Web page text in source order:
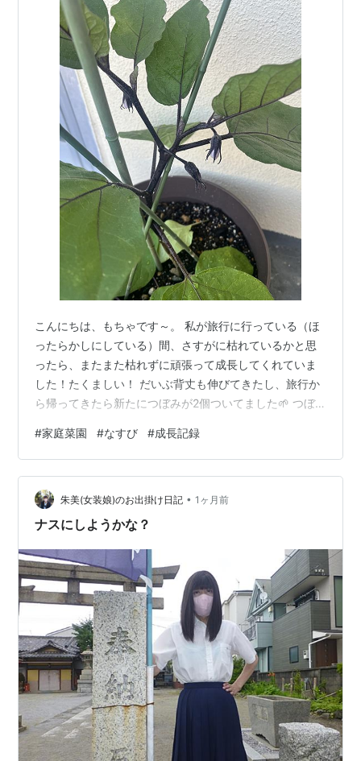
こんにちは、もちゃです～。 私が旅行に行っている（ほ
ったらかしにしている）間、さすがに枯れているかと思
ったら、またまた枯れずに頑張って成長してくれていま
した！たくましい！ だいぶ背丈も伸びてきたし、旅行か
ら帰ってきたら新たにつぼみが2個ついてました🌱 つぼ
になってきそうなので、相方さんのおばあちゃんの家か
ら余っていた支柱を3本頂いてきて、見よう見まねで三本
仕立てにしてみました。 これであっているのか分かりま
せんが、主枝が支えられているのできっと大丈夫でしょ
う。だいぶなんとなくで育てています(笑) これからの成
#家庭菜園 #なすび #成長記録
朱美(女装娘)のお出掛け日記 • 1ヶ月前
ナスにしようかな？